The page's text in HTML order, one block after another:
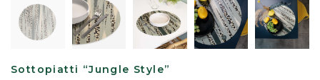
Sottopiatti “Jungle Style”